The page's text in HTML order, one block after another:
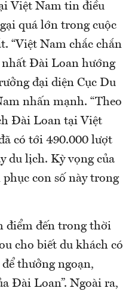
Việt Nam tin điều
quá lớn trong cuộc
“Việt Nam chắc chắn
Đài Loan hướng
đại diện Cục Du
nhấn mạnh. “Theo
Đài Loan tại Việt
có tới 490.000 lượt
du lịch. Kỳ vọng của
con số này trong
điểm đến trong thời
cho biết du khách có
thưởng ngoạn,
Đài Loan”. Ngoài ra,